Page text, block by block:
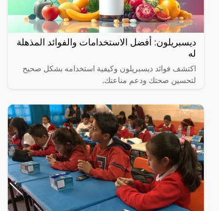
ديسبريلون: أفضل الاستخدامات والفوائد المذهلة
له
اكتشف فوائد ديسبريلون وكيفية استخدامه بشكل صحيح
لتحسين صحتك ودعم مناعتك.